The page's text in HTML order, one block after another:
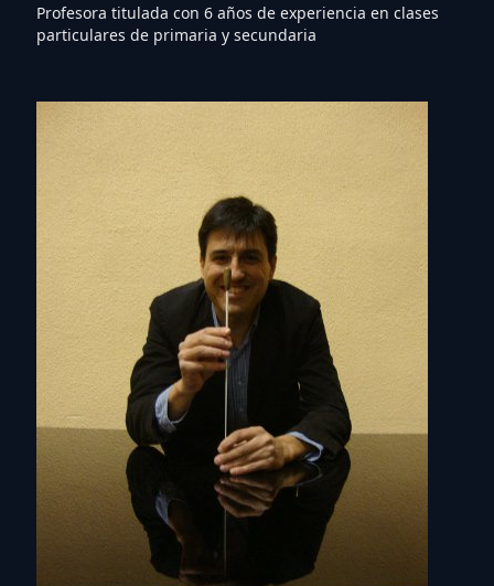
Profesora titulada con 6 años de experiencia en clases
particulares de primaria y secundaria